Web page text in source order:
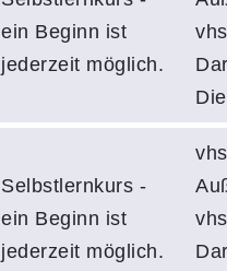
ein Beginn ist
jederzeit möglich.
vhs
Selbstlernkurs -
ein Beginn ist
jederzeit möglich.
vhs